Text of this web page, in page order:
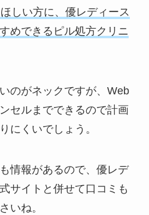
しい方に、優レディース
めできるピル処方クリニ
のがネックですが、Web
セルまでできるので計画
にくいでしょう。
情報があるので、優レデ
サイトと併せて口コミも
いね。